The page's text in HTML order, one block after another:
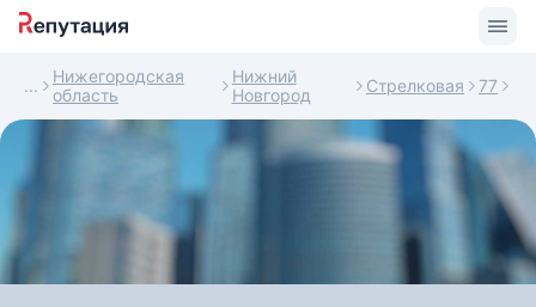
Нижегородская
область
Нижний
Новгород
Стрелковая 77